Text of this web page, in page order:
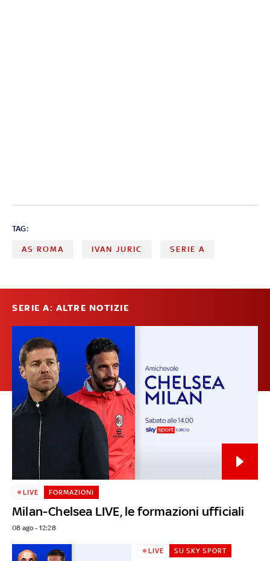
TAG:
AS ROMA IVAN JURIC SERIE A
SERIE A: ALTRE NOTIZIE
Milan-Chelsea LIVE, le formazioni ufficiali
LIVE FORMAZIONI
08 ago - 12:28
LIVE SU SKY SPORT